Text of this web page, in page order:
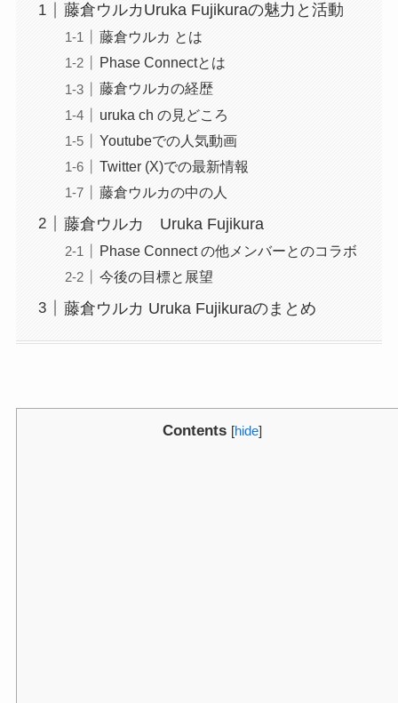
藤倉ウルカUruka Fujikuraの魅力と活動
藤倉ウルカ とは
Phase Connectとは
藤倉ウルカの経歴
uruka ch の見どころ
Youtubeでの人気動画
Twitter (X)での最新情報
藤倉ウルカの中の人
藤倉ウルカ Uruka Fujikura
Phase Connect の他メンバーとのコラボ
今後の目標と展望
藤倉ウルカ Uruka Fujikuraのまとめ
Contents [hide]